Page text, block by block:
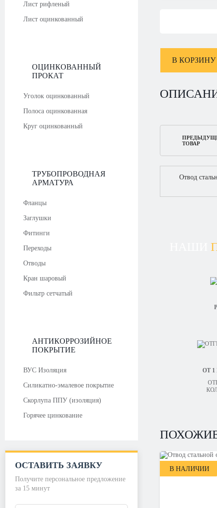
Лист рифленый
Лист оцинкованный
ОЦИНКОВАННЫЙ
ПРОКАТ
Уголок оцинкованный
Полоса оцинкованная
Круг оцинкованный
ТРУБОПРОВОДНАЯ
АРМАТУРА
Фланцы
Заглушки
Фитинги
Переходы
Отводы
Кран шаровый
Фильтр сетчатый
АНТИКОРРОЗИЙНОЕ
ПОКРЫТИЕ
ВУС Изоляция
Силикатно-эмалевое покрытие
Скорлупа ППУ (изоляция)
Горячее цинкование
ОСТАВИТЬ ЗАЯВКУ
Получите персональное предложение
за 15 минут
В КОРЗИНУ
ТОВАР
Отвод
ОТ
В НАЛИЧИИ